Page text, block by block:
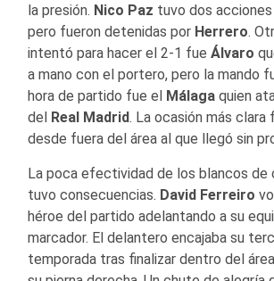
la presión. Nico Paz tuvo dos
pero fueron detenidas por Herrero.
intentó para hacer el 2-1 fue Álvaro
a mano con el portero, pero la mando
hora de partido fue el Málaga quien
del Real Madrid. La ocasión más clara
desde fuera del área al que llegó sin
La poca efectividad de los blancos de
tuvo consecuencias. David Ferreiro
héroe del partido adelantando a su
marcador. El delantero encajaba su
temporada tras finalizar dentro del